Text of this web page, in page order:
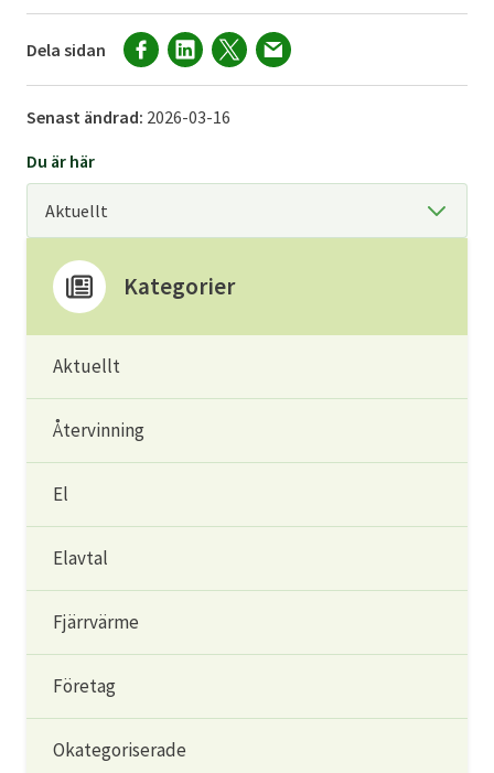
Dela sidan
Senast ändrad: 2026-03-16
Du är här
Kategorier
Aktuellt
Återvinning
El
Elavtal
Fjärrvärme
Företag
Okategoriserade